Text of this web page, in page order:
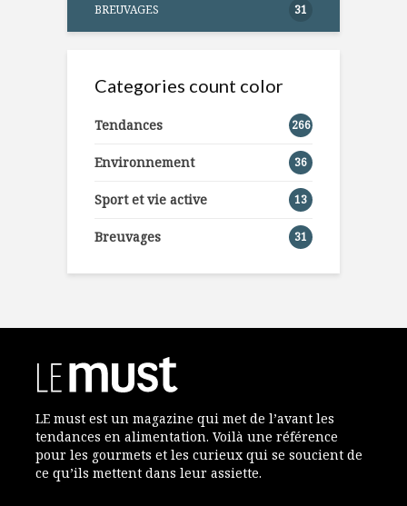
BREUVAGES 31
Categories count color
Tendances 266
Environnement 36
Sport et vie active 13
Breuvages 31
LE must est un magazine qui met de l’avant les
tendances en alimentation. Voilà une référence
pour les gourmets et les curieux qui se soucient de
ce qu’ils mettent dans leur assiette.